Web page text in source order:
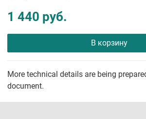
1 440 руб.
В корзину
More technical details are being
document.